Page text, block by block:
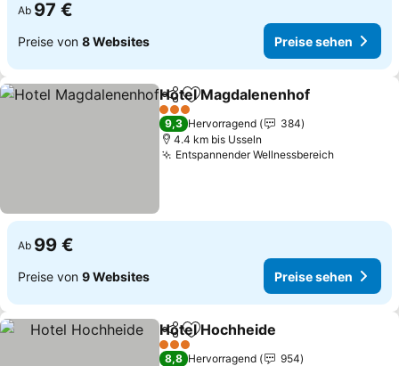
Ab 97 €
Preise von 8 Websites Preise sehen
TeilenZu Favoriten hinzufügen
Hotel Magdalenenhof
3 Sterne
9,3 Hervorragend
384
4.4 km bis Usseln
Entspannender WellnessbereichPreise
Ab 99 €
Preise von 9 Websites Preise sehen
TeilenZu Favoriten hinzufügen
Hotel Hochheide
3 Sterne
8,8 Hervorragend
954